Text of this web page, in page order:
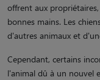
offrent aux
bonnes mains. Les
d'autres animaux et
Cependant, certains
l'animal dû à un nouvel